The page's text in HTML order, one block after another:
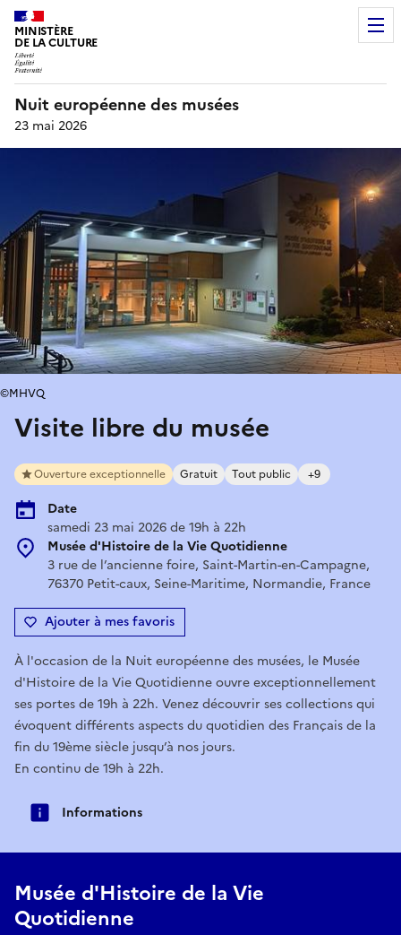
MINISTÈRE
DE LA CULTURE
Nuit européenne des musées
23 mai 2026
Visite libre du musée
Ouverture exceptionnelle Gratuit Tout public +9
Date
samedi 23 mai 2026 de 19h à 22h
Musée d'Histoire de la Vie Quotidienne
3 rue de l’ancienne foire, Saint-Martin-en-Campagne,
76370 Petit-caux, Seine-Maritime, Normandie, France
Ajouter à mes favoris
©MHVQ
À l'occasion de la Nuit européenne des musées, le Musée
d'Histoire de la Vie Quotidienne ouvre exceptionnellement
ses portes de 19h à 22h. Venez découvrir ses collections qui
évoquent différents aspects du quotidien des Français de la
fin du 19ème siècle jusqu’à nos jours.
En continu de 19h à 22h.
Informations
Musée d'Histoire de la Vie
Quotidienne